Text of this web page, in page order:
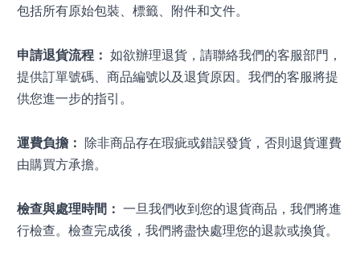
包括所有原始包裝、標籤、附件和文件。
申請退貨流程： 如欲辦理退貨，請聯絡我們的客服部門，
提供訂單號碼、商品編號以及退貨原因。我們的客服將提
供您進一步的指引。
運費負擔： 除非商品存在瑕疵或錯誤發貨，否則退貨運費
由購買方承擔。
檢查與處理時間： 一旦我們收到您的退貨商品，我們將進
行檢查。檢查完成後，我們將盡快處理您的退款或換貨。